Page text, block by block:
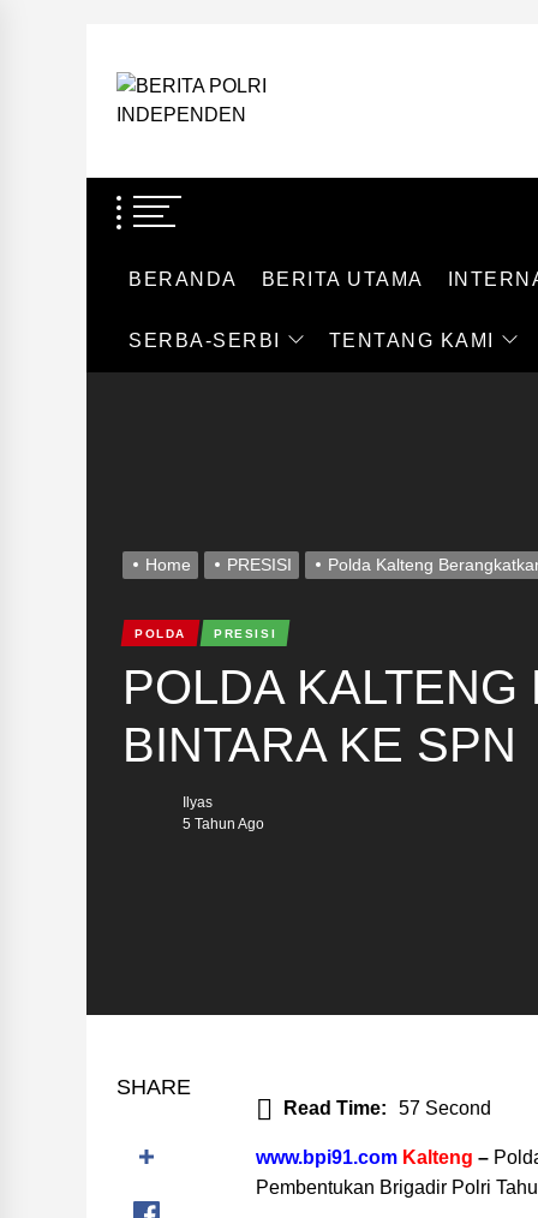
content
BERITA POLRI
BERANDA BERITA UTAMA
SERBA-SERBI TENTANG KAMI
Home PRESISI Polda Kalteng
POLDA PRESISI
POLDA
BINTARA KE SPN
Ilyas
5 Tahun Ago
SHARE
Read Time: 57 Second
www.bpi91.com Kalteng –
Pembentukan Brigadir Polri